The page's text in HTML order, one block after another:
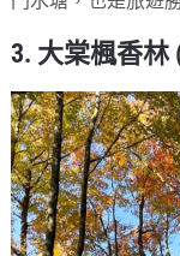
3. 大棠楓香林